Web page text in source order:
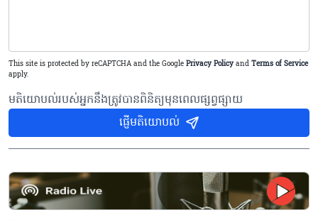
This site is protected by reCAPTCHA and the Google Privacy Policy and Terms of Service
apply.
មតិយោបល់របស់អ្នកនឹងត្រូវបានពិនិត្យមុនពេលផ្សព្វផ្សាយ
ផ្ញើមតិយោបល់